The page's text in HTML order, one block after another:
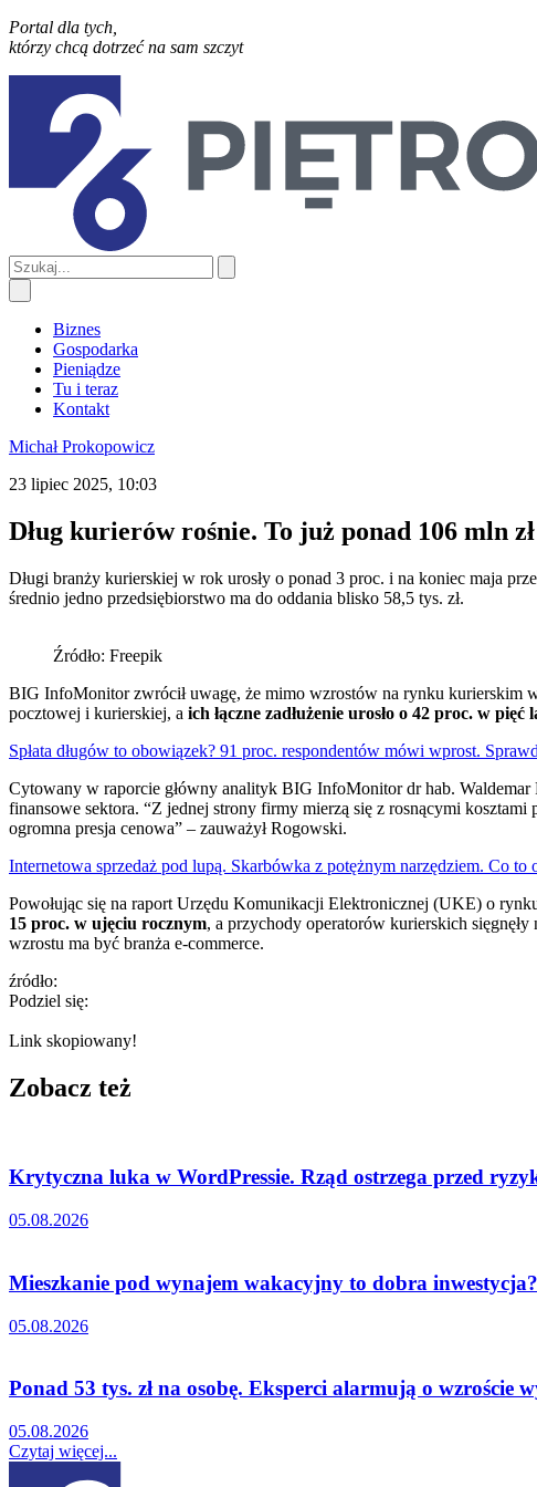
Portal dla tych,
którzy chcą dotrzeć na sam szczyt
Biznes
Gospodarka
Pieniądze
Tu i teraz
Kontakt
Michał Prokopowicz
23 lipiec 2025, 10:03
Dług kurierów rośnie. To już ponad 106 mln zł
Długi branży kurierskiej w rok urosły o ponad 3 proc. i na koniec maja
średnio jedno przedsiębiorstwo ma do oddania blisko 58,5 tys. zł.
Źródło: Freepik
BIG InfoMonitor zwrócił uwagę, że mimo wzrostów na rynku kurierskim
pocztowej i kurierskiej, a ich łączne zadłużenie urosło o 42 proc. w pięć
Spłata długów to obowiązek? 91 proc. respondentów mówi wprost.
Cytowany w raporcie główny analityk BIG InfoMonitor dr hab. Waldemar
finansowe sektora. “Z jednej strony firmy mierzą się z rosnącymi
ogromna presja cenowa” – zauważył Rogowski.
Internetowa sprzedaż pod lupą. Skarbówka z potężnym narzędziem. Co to
Powołując się na raport Urzędu Komunikacji Elektronicznej (UKE) o
15 proc. w ujęciu rocznym, a przychody operatorów kurierskich
wzrostu ma być branża e-commerce.
źródło:
Podziel się:
Link skopiowany!
Zobacz też
Krytyczna luka w WordPressie. Rząd ostrzega przed
05.08.2026
Mieszkanie pod wynajem wakacyjny to dobra
05.08.2026
Ponad 53 tys. zł na osobę. Eksperci alarmują o wzroście
05.08.2026
Czytaj więcej...